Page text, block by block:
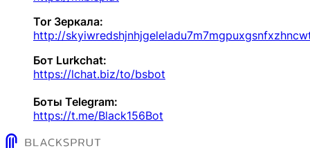
Tor Зеркала:
http://
Бот Lurkchat:
https://lchat.biz/to/bsbot
Боты Telegram:
https://t.me/Black156Bot